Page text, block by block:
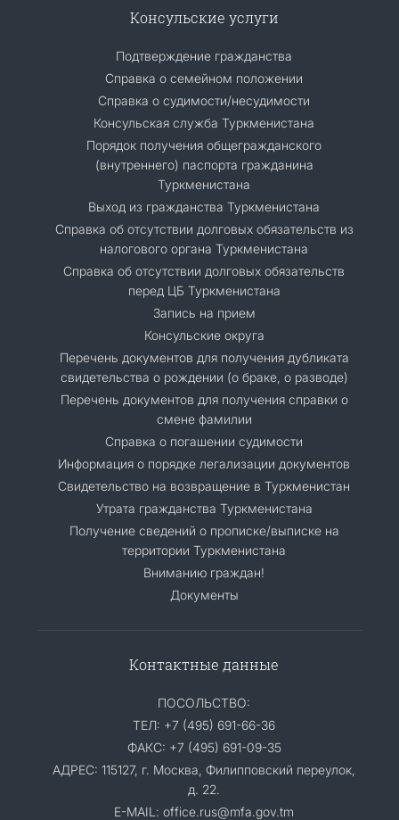
Консульские услуги
Подтверждение гражданства
Справка о семейном положении
Справка о судимости/несудимости
Консульская служба Туркменистана
Порядок получения общегражданского
(внутреннего) паспорта гражданина
Туркменистана
Выход из гражданства Туркменистана
Справка об отсутствии долговых обязательств из
налогового органа Туркменистана
Справка об отсутствии долговых обязательств
перед ЦБ Туркменистана
Запись на прием
Консульские округа
Перечень документов для получения дубликата
свидетельства о рождении (о браке, о разводе)
Перечень документов для получения справки о
смене фамилии
Справка о погашении судимости
Информация о порядке легализации документов
Cвидетельство на возвращение в Туркменистан
Утрата гражданства Туркменистана
Получение сведений о прописке/выписке на
территории Туркменистана
Вниманию граждан!
Документы
Контактные данные
ПОСОЛЬСТВО:
ТЕЛ: +7 (495) 691-66-36
ФАКС: +7 (495) 691-09-35
АДРЕС: 115127, г. Москва, Филипповский переулок,
д. 22.
E-MAIL: office.rus@mfa.gov.tm